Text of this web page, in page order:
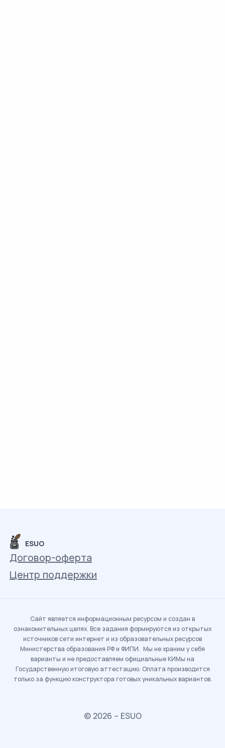
ESUO
Договор-оферта
Центр поддержки
Сайт является информационным ресурсом и создан в
ознакомительных целях. Все задания формируются из открытых
источников сети интернет и из образовательных ресурсов
Министерства образования РФ и ФИПИ. Мы не храним у себя
варианты и не предоставляем официальные КИМы на
Государственную итоговую аттестацию. Оплата производится
только за функцию конструктора готовых уникальных вариантов.
© 2026 – ESUO